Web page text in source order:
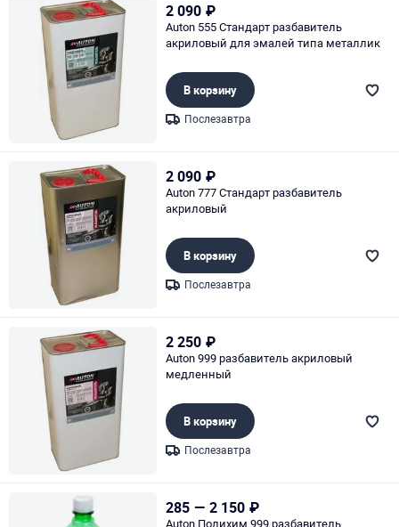
2 090 ₽
Auton 555 Стандарт разбавитель
акриловый для эмалей типа металлик
В корзину
Послезавтра
2 090 ₽
Auton 777 Стандарт разбавитель
акриловый
В корзину
Послезавтра
2 250 ₽
Auton 999 разбавитель акриловый
медленный
В корзину
Послезавтра
285 — 2 150 ₽
Auton Полихим 999 разбавитель